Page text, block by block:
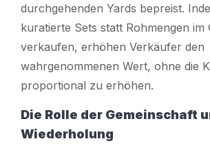
durchgehenden Yards bepreist.
kuratierte Sets statt Rohmengen im
verkaufen, erhöhen Verkäufer den
wahrgenommenen Wert, ohne die
proportional zu erhöhen.
Die Rolle der Gemeinschaft
Wiederholung